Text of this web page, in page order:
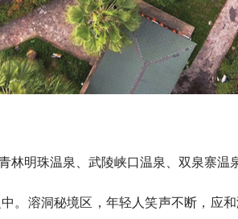
明珠温泉、武陵峡口温泉、双泉寨温
。溶洞秘境区，年轻人笑声不断，应